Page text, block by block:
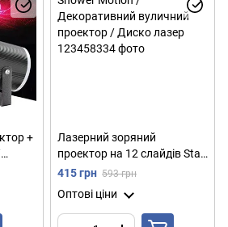
+
Лазерний зоряний
проектор на 12 слайдів Star
Shower Motion /
проектор / Диско лазер
415 грн 593 грн
Оптові ціни